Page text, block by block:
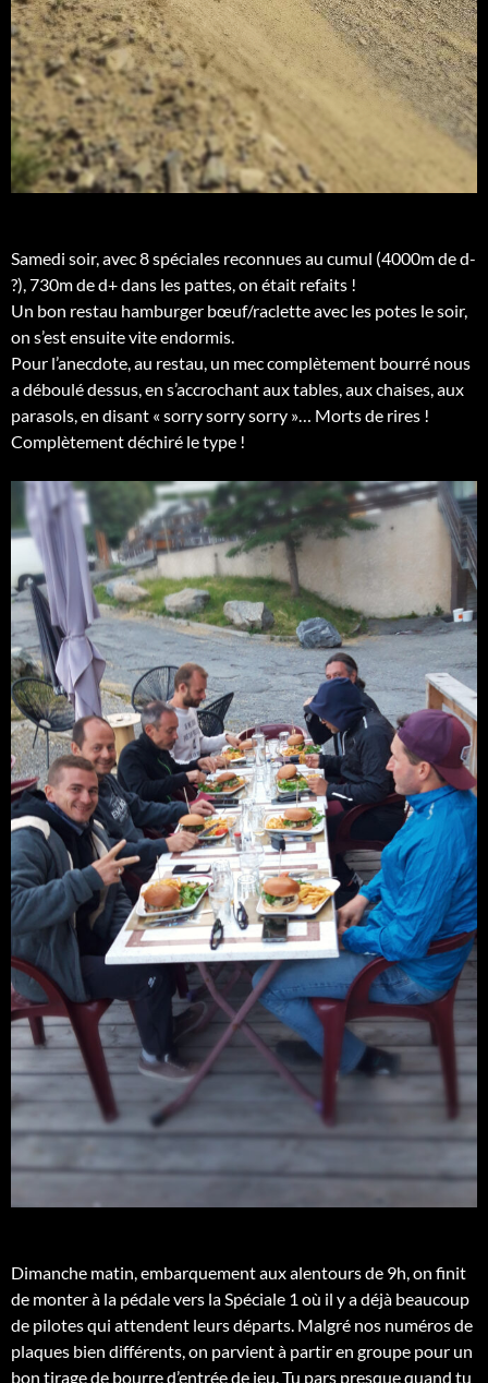
Samedi soir, avec 8 spéciales reconnues au cumul (4000m de d-
?), 730m de d+ dans les pattes, on était refaits !
Un bon restau hamburger bœuf/raclette avec les potes le soir,
on s’est ensuite vite endormis.
Pour l’anecdote, au restau, un mec complètement bourré nous
a déboulé dessus, en s’accrochant aux tables, aux chaises, aux
parasols, en disant « sorry sorry sorry »… Morts de rires !
Complètement déchiré le type !
Dimanche matin, embarquement aux alentours de 9h, on finit
de monter à la pédale vers la Spéciale 1 où il y a déjà beaucoup
de pilotes qui attendent leurs départs. Malgré nos numéros de
plaques bien différents, on parvient à partir en groupe pour un
bon tirage de bourre d’entrée de jeu. Tu pars presque quand tu